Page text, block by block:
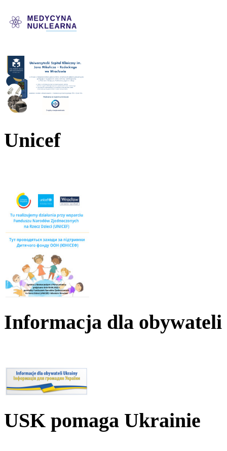
Unicef
Informacja dla
USK pomaga Ukrainie